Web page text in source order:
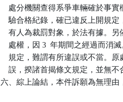
處分機關查得系爭車輛確於事
驗合格紀錄，確已違反上開規
有人為裁罰對象，於法有據。
處權，因 3  年期間之經過而
規定，難謂有所違誤或不當。
誤，揆諸首揭條文規定，並無
六、綜上論結，本件訴願為無理由